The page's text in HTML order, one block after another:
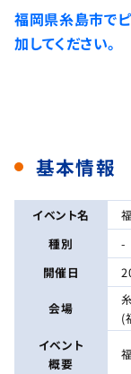
福岡県糸島市で
加してください。
基本情報
イベント名
種別
-
開催日
会場
(
イベント
概要